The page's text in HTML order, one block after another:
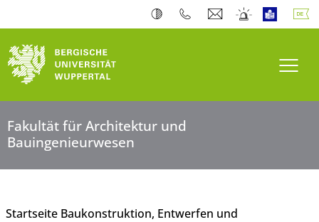
Fakultät für Architektur und
Bauingenieurwesen
Startseite Baukonstruktion, Entwerfen und